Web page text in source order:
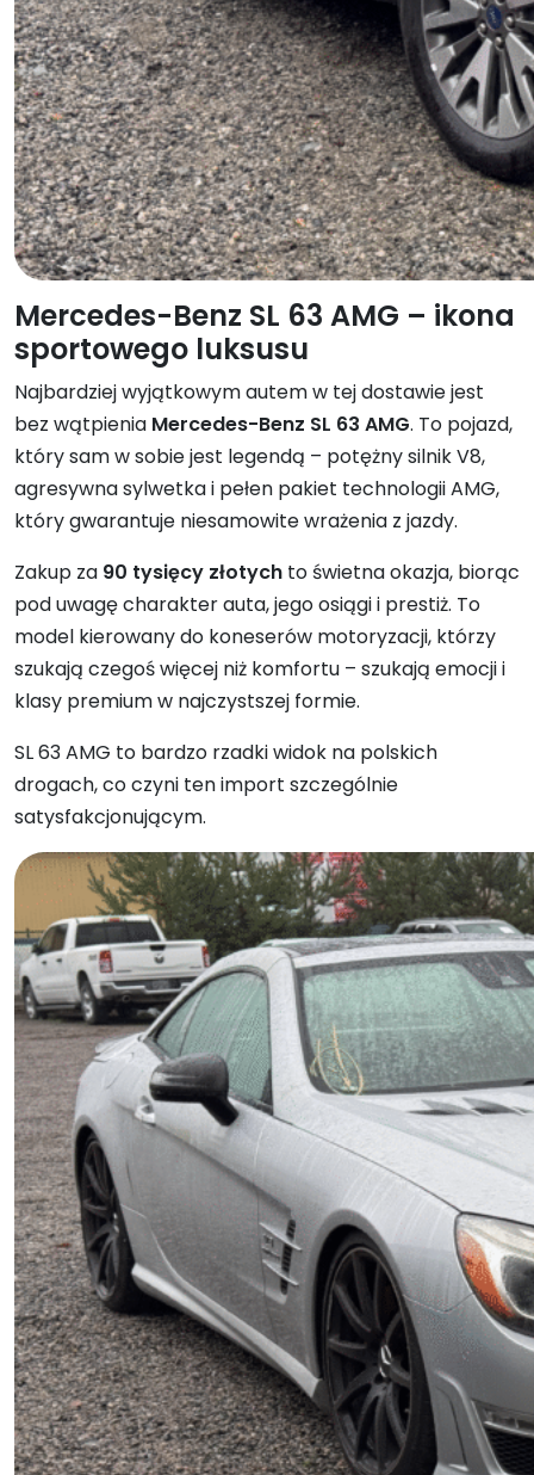
Mercedes-Benz SL 63 AMG – ikona
sportowego luksusu
Najbardziej wyjątkowym autem w tej dostawie jest
bez wątpienia Mercedes-Benz SL 63 AMG. To pojazd,
który sam w sobie jest legendą – potężny silnik V8,
agresywna sylwetka i pełen pakiet technologii AMG,
który gwarantuje niesamowite wrażenia z jazdy.
Zakup za 90 tysięcy złotych to świetna okazja, biorąc
pod uwagę charakter auta, jego osiągi i prestiż. To
model kierowany do koneserów motoryzacji, którzy
szukają czegoś więcej niż komfortu – szukają emocji i
klasy premium w najczystszej formie.
SL 63 AMG to bardzo rzadki widok na polskich
drogach, co czyni ten import szczególnie
satysfakcjonującym.